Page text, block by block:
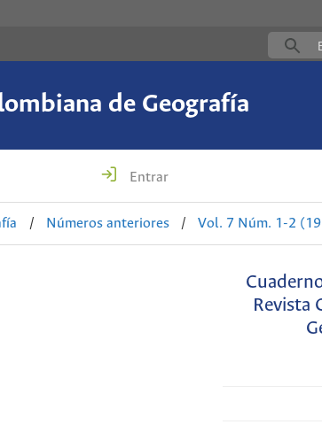
de Geografía
Entrar
/ Números anteriores / Vol. 7 Núm. 1-2
Revista